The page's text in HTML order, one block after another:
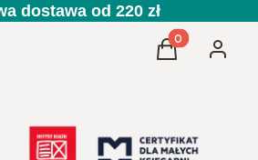
dostawa od 220 zł
Produkty w
Koszyk